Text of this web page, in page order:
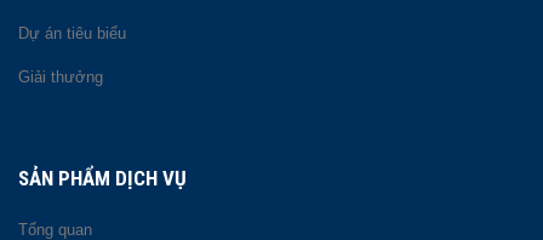
Dự án tiêu biểu
Giải thưởng
SẢN PHẨM DỊCH VỤ
Tổng quan